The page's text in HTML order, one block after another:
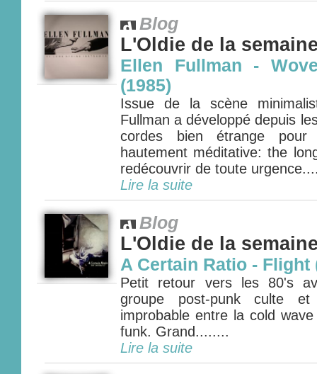
Blog
L'Oldie de la
Ellen Fullman -
(1985)
Issue de la scène
Fullman a développé depuis
cordes bien étrange
hautement méditative: the
redécouvrir de toute
Lire la suite
Blog
L'Oldie de la
A Certain Ratio - Flight
Petit retour vers les 80's
groupe post-punk culte et
improbable entre la cold
funk. Grand........
Lire la suite